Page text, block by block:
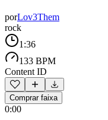
porLov3Them
rock
1:36
133 BPM
Content ID
Comprar faixa
0:00